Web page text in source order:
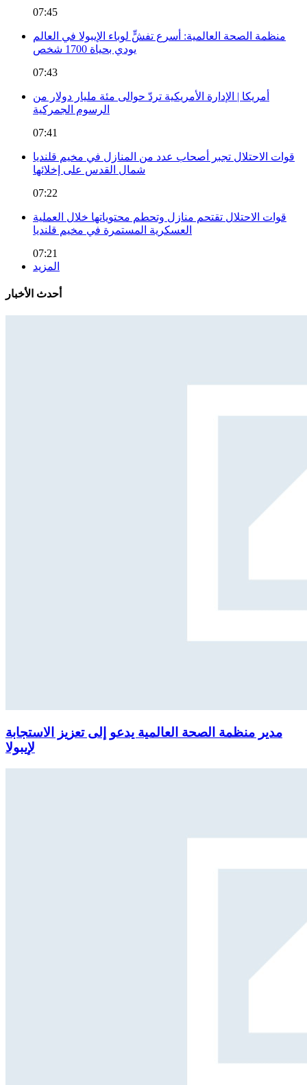
07:45
منظمة الصحة العالمية: أسرع تفشٍّ لوباء الإيبولا في العالم
يودي بحياة 1700 شخص
07:43
أمريكا | الإدارة الأمريكية تردّ حوالى مئة مليار دولار من
الرسوم الجمركية
07:41
قوات الاحتلال تجبر أصحاب عدد من المنازل في مخيم قلنديا
شمال القدس على إخلائها
07:22
قوات الاحتلال تقتحم منازل وتحطم محتوياتها خلال العملية
العسكرية المستمرة في مخيم قلنديا
07:21
المزيد
أحدث الأخبار
مدير منظمة الصحة العالمية يدعو إلى تعزيز الاستجابة
لإيبولا